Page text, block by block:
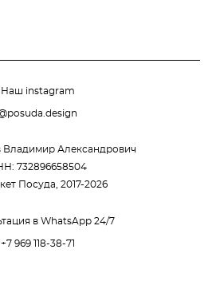
Наш instagram
Александрович
732896658504
Посуда, 2017-2026
в WhatsApp 24/7
+7 969 118-38-71